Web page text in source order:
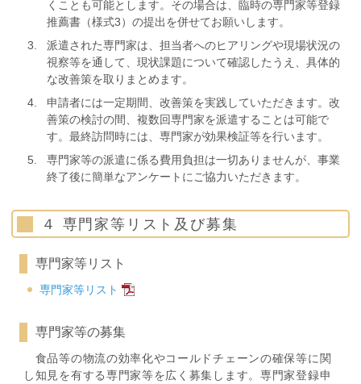
くことも可能とします。その場合は、臨時の専門家等登録
推薦書（様式3）の提出を併せてお願いします。
派遣された専門家は、担当者へのヒアリングや現場状況の
視察等を通して、現状課題について確認したうえ、具体的
な改善策を取りまとめます。
申請者には一定期間、改善策を実践していただきます。改
善策の検討の間、複数回専門家を派遣することは可能で
す。最終訪問時には、専門家が効果検証等を行います。
専門家等の派遣に係る費用負担は一切ありませんが、事業
終了後に簡単なアンケートにご協力いただきます。
４ 専門家等リスト及び募集
専門家等リスト
専門家等リスト
専門家等の募集
食品等の物流の効率化やコールドチェーンの確保等に関
し知見を有する専門家等を広く募集します。専門家登録申